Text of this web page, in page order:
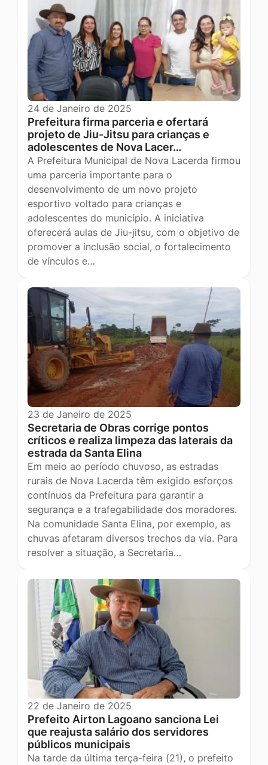
24 de Janeiro de 2025
Prefeitura firma parceria e ofertará
projeto de Jiu-Jitsu para crianças e
adolescentes de Nova Lacer…
A Prefeitura Municipal de Nova Lacerda firmou
uma parceria importante para o
desenvolvimento de um novo projeto
esportivo voltado para crianças e
adolescentes do município. A iniciativa
oferecerá aulas de Jiu-jitsu, com o objetivo de
promover a inclusão social, o fortalecimento
de vínculos e…
23 de Janeiro de 2025
Secretaria de Obras corrige pontos
críticos e realiza limpeza das laterais da
estrada da Santa Elina
Em meio ao período chuvoso, as estradas
rurais de Nova Lacerda têm exigido esforços
contínuos da Prefeitura para garantir a
segurança e a trafegabilidade dos moradores.
Na comunidade Santa Elina, por exemplo, as
chuvas afetaram diversos trechos da via. Para
resolver a situação, a Secretaria…
22 de Janeiro de 2025
Prefeito Airton Lagoano sanciona Lei
que reajusta salário dos servidores
públicos municipais
Na tarde da última terça-feira (21), o prefeito